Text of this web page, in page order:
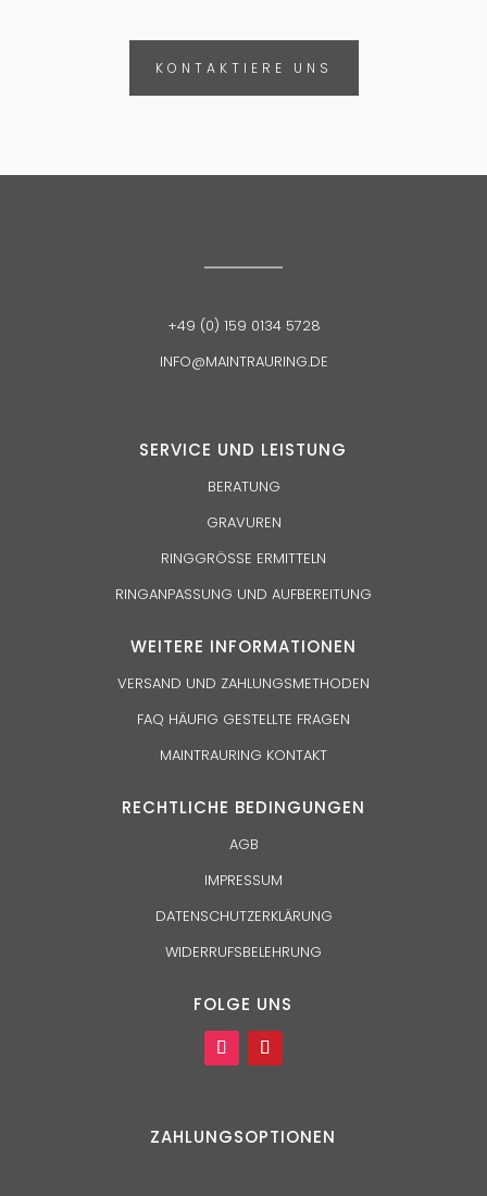
KONTAKTIERE UNS
+49 (0) 159 0134 5728
INFO@MAINTRAURING.DE
SERVICE UND LEISTUNG
BERATUNG
GRAVUREN
RINGGRÖSSE ERMITTELN
RINGANPASSUNG UND AUFBEREITUNG
WEITERE INFORMATIONEN
VERSAND UND ZAHLUNGSMETHODEN
FAQ HÄUFIG GESTELLTE FRAGEN
MAINTRAURING KONTAKT
RECHTLICHE BEDINGUNGEN
AGB
IMPRESSUM
DATENSCHUTZERKLÄRUNG
WIDERRUFSBELEHRUNG
FOLGE UNS
ZAHLUNGSOPTIONEN